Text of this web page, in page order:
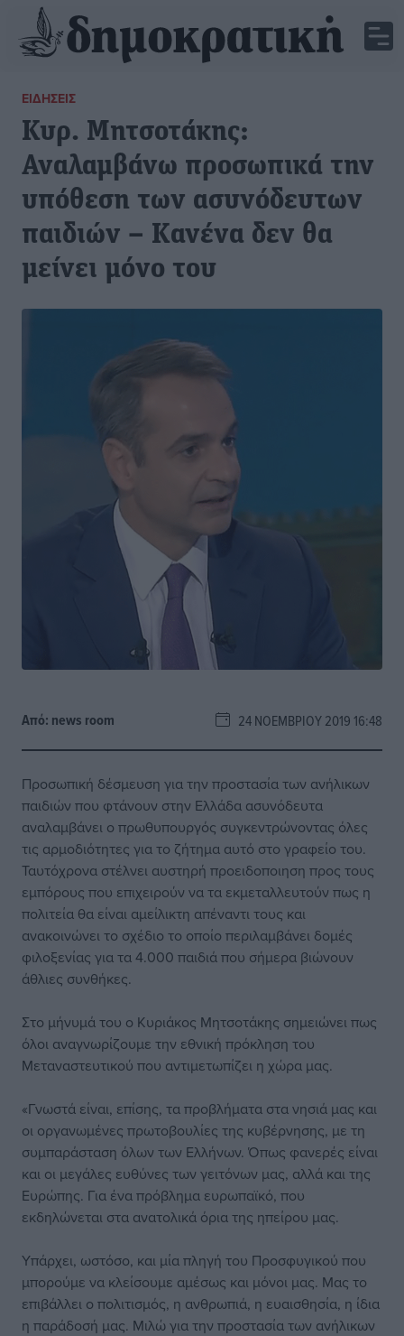
ΕΙΔΉΣΕΙΣ
Κυρ. Μητσοτάκης:
Αναλαμβάνω προσωπικά την
υπόθεση των ασυνόδευτων
παιδιών – Κανένα δεν θα
μείνει μόνο του
Από: news room 24 ΝΟΕΜΒΡΊΟΥ 2019 16:48
Προσωπική δέσμευση για την προστασία των ανήλικων
παιδιών που φτάνουν στην Ελλάδα ασυνόδευτα
αναλαμβάνει ο πρωθυπουργός συγκεντρώνοντας όλες
τις αρμοδιότητες για το ζήτημα αυτό στο γραφείο του.
Ταυτόχρονα στέλνει αυστηρή προειδοποιηση προς τους
εμπόρους που επιχειρούν να τα εκμεταλλευτούν πως η
πολιτεία θα είναι αμείλικτη απέναντι τους και
ανακοινώνει το σχέδιο το οποίο περιλαμβάνει δομές
φιλοξενίας για τα 4.000 παιδιά που σήμερα βιώνουν
άθλιες συνθήκες.
Στο μήνυμά του ο Κυριάκος Μητσοτάκης σημειώνει πως
όλοι αναγνωρίζουμε την εθνική πρόκληση του
Μεταναστευτικού που αντιμετωπίζει η χώρα μας.
«Γνωστά είναι, επίσης, τα προβλήματα στα νησιά μας και
οι οργανωμένες πρωτοβουλίες της κυβέρνησης, με τη
συμπαράσταση όλων των Ελλήνων. Όπως φανερές είναι
και οι μεγάλες ευθύνες των γειτόνων μας, αλλά και της
Ευρώπης. Για ένα πρόβλημα ευρωπαϊκό, που
εκδηλώνεται στα ανατολικά όρια της ηπείρου μας.
Υπάρχει, ωστόσο, και μία πληγή του Προσφυγικού που
μπορούμε να κλείσουμε αμέσως και μόνοι μας. Μας το
επιβάλλει ο πολιτισμός, η ανθρωπιά, η ευαισθησία, η ίδια
η παράδοσή μας. Μιλώ για την προστασία των ανήλικων